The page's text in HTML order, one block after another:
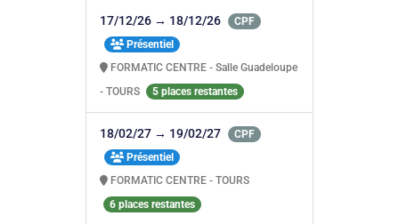
17/12/26 → 18/12/26
CPF
Présentiel
FORMATIC CENTRE - Salle Guadeloupe
- TOURS
5 places restantes
18/02/27 → 19/02/27
CPF
Présentiel
FORMATIC CENTRE - TOURS
6 places restantes